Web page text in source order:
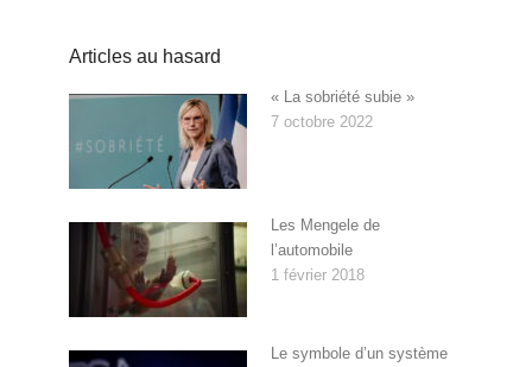
Articles au hasard
« La sobriété subie »
7 octobre 2022
Les Mengele de
l’automobile
1 février 2018
Le symbole d’un système